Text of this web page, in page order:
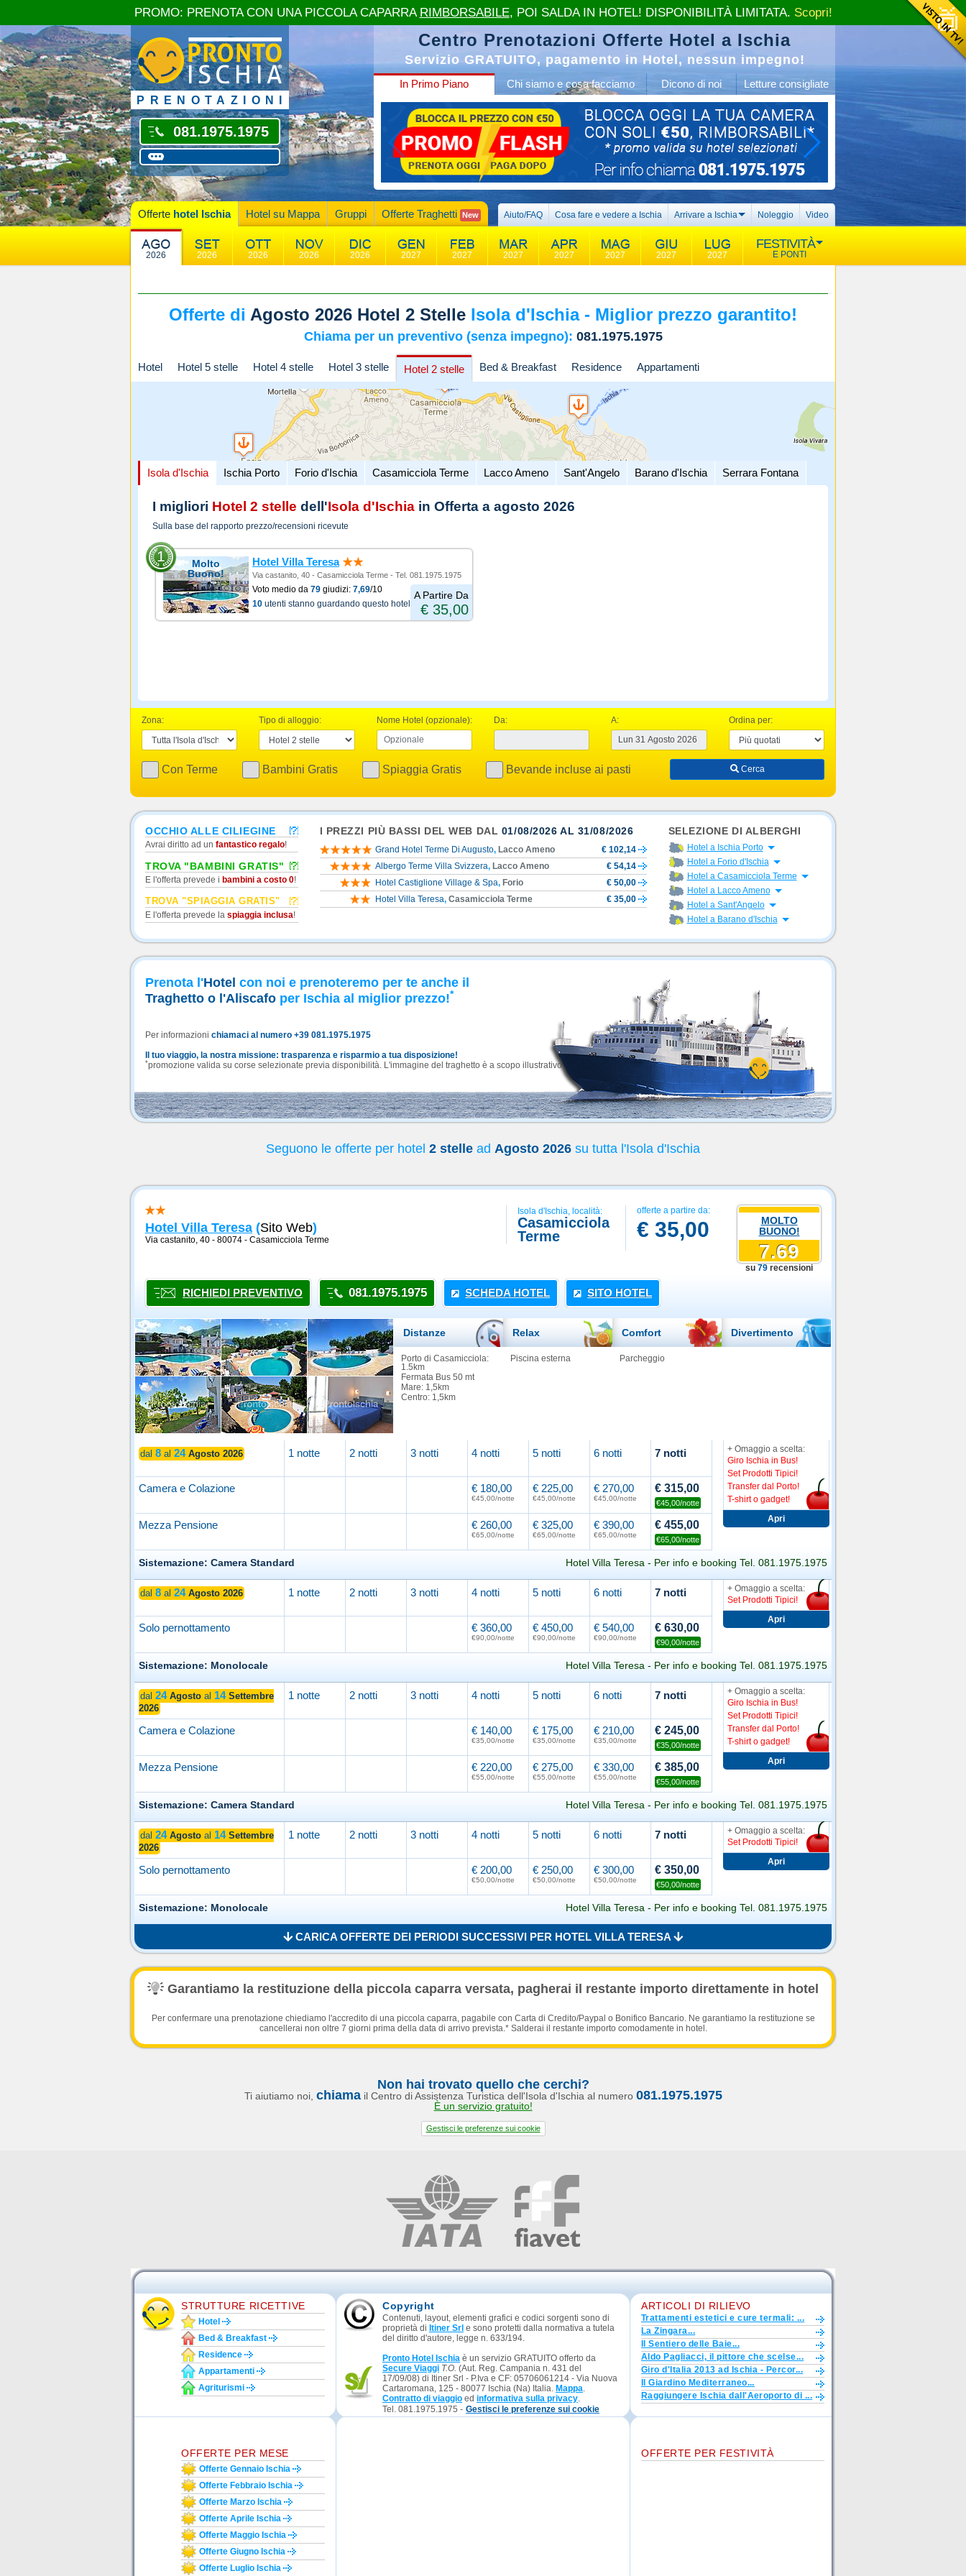
PRENOTAZIONI
081.1975.1975
Centro Prenotazioni Offerte Hotel a Ischia
Servizio GRATUITO, pagamento in Hotel, nessun impegno!
In Primo Piano Chi siamo e cosa facciamo Dicono di noi Letture consigliate
Offerte hotel Ischia Hotel su Mappa Gruppi Offerte Traghetti New Aiuto/FAQ Cosa fare e vedere a Ischia Arrivare a Ischia Noleggio Video
2026 2026 2026 2026 2026 2027 2027 2027 2027 2027 2027 2027
FESTIVITÀ
E PONTI
Offerte di Agosto 2026 Hotel 2 Stelle Isola d'Ischia - Miglior prezzo garantito!
Chiama per un preventivo (senza impegno): 081.1975.1975
Hotel Hotel 5 stelle Hotel 4 stelle Hotel 3 stelle Hotel 2 stelle Bed & Breakfast Residence Appartamenti
Isola d'Ischia Ischia Porto Forio d'Ischia Casamicciola Terme Lacco Ameno Sant'Angelo Barano d'Ischia Serrara Fontana
I migliori Hotel 2 stelle dell'Isola d'Ischia in Offerta a agosto 2026
Sulla base del rapporto prezzo/recensioni ricevute
Molto
Buono!
1 Hotel Villa Teresa
Via castanito, 40 - Casamicciola Terme - Tel. 081.1975.1975
Voto medio da 79 giudizi: 7,69/10
10 utenti stanno guardando questo hotel
A Partire Da
€ 35,00
Zona: Tipo di alloggio: Nome Hotel (opzionale): Da: A: Ordina per:
Con Terme Bambini Gratis Spiaggia Gratis Bevande incluse ai pasti Cerca
OCCHIO ALLE CILIEGINE
Avrai diritto ad un fantastico regalo!
TROVA "BAMBINI GRATIS"
E l'offerta prevede i bambini a costo 0!
TROVA "SPIAGGIA GRATIS"
E l'offerta prevede la spiaggia inclusa!
I PREZZI PIÙ BASSI DEL WEB DAL 01/08/2026 AL 31/08/2026
Grand Hotel Terme Di Augusto, Lacco Ameno
€ 102,14
Albergo Terme Villa Svizzera, Lacco Ameno
€ 54,14
Hotel Castiglione Village & Spa, Forio
€ 50,00
Hotel Villa Teresa, Casamicciola Terme € 35,00
SELEZIONE DI ALBERGHI
Hotel a Ischia Porto Apri menu
Hotel a Forio d'Ischia Apri menu
Hotel a Casamicciola Terme Apri menu
Hotel a Lacco Ameno Apri menu
Hotel a Sant'Angelo Apri menu
Hotel a Barano d'Ischia Apri menu
Prenota l'Hotel con noi e prenoteremo per te anche il
Traghetto o l'Aliscafo per Ischia al miglior prezzo!*
Per informazioni chiamaci al numero +39 081.1975.1975
Il tuo viaggio, la nostra missione: trasparenza e risparmio a tua disposizione!
*promozione valida su corse selezionate previa disponibilità. L'immagine del traghetto è a scopo illustrativo.
Seguono le offerte per hotel 2 stelle ad Agosto 2026 su tutta l'Isola d'Ischia
MOLTO
BUONO!
7.69
su 79 recensioni
Hotel Villa Teresa (Sito Web)
Via castanito, 40 - 80074 - Casamicciola Terme
offerte a partire da:
€ 35,00
Isola d'Ischia, località:
Casamicciola
Terme
RICHIEDI PREVENTIVO 081.1975.1975 SCHEDA HOTEL SITO HOTEL
Distanze
Porto di Casamicciola:
1.5km
Fermata Bus 50 mt
Mare: 1,5km
Centro: 1,5km
Relax
Piscina esterna
Comfort
Parcheggio
Divertimento
dal 8 al 24Agosto 2026 1 notte 2 notti 3 notti 4 notti 5 notti 6 notti 7 notti
Camera e Colazione € 180,00
€45,00/notte
€ 225,00
€45,00/notte
€ 270,00
€45,00/notte
€ 315,00
€45,00/notte
Mezza Pensione € 260,00
€65,00/notte
€ 325,00
€65,00/notte
€ 390,00
€65,00/notte
€ 455,00
€65,00/notte
+ Omaggio a scelta:
Giro Ischia in Bus!
Set Prodotti Tipici!
Transfer dal Porto!
T-shirt o gadget!
Sistemazione: Camera Standard Hotel Villa Teresa - Per info e booking Tel. 081.1975.1975
Caricamento in corso...
dal 8 al 24Agosto 2026 1 notte 2 notti 3 notti 4 notti 5 notti 6 notti 7 notti
Solo pernottamento € 360,00
€90,00/notte
€ 450,00
€90,00/notte
€ 540,00
€90,00/notte
€ 630,00
€90,00/notte
+ Omaggio a scelta:
Set Prodotti Tipici!
Sistemazione: Monolocale Hotel Villa Teresa - Per info e booking Tel. 081.1975.1975
Caricamento in corso...
dal 24Agosto al 14Settembre
2026
1 notte 2 notti 3 notti 4 notti 5 notti 6 notti 7 notti
Camera e Colazione € 140,00
€35,00/notte
€ 175,00
€35,00/notte
€ 210,00
€35,00/notte
€ 245,00
€35,00/notte
Mezza Pensione € 220,00
€55,00/notte
€ 275,00
€55,00/notte
€ 330,00
€55,00/notte
€ 385,00
€55,00/notte
+ Omaggio a scelta:
Giro Ischia in Bus!
Set Prodotti Tipici!
Transfer dal Porto!
T-shirt o gadget!
Sistemazione: Camera Standard Hotel Villa Teresa - Per info e booking Tel. 081.1975.1975
Caricamento in corso...
dal 24Agosto al 14Settembre
2026
1 notte 2 notti 3 notti 4 notti 5 notti 6 notti 7 notti
Solo pernottamento € 200,00
€50,00/notte
€ 250,00
€50,00/notte
€ 300,00
€50,00/notte
€ 350,00
€50,00/notte
+ Omaggio a scelta:
Set Prodotti Tipici!
Sistemazione: Monolocale Hotel Villa Teresa - Per info e booking Tel. 081.1975.1975
Caricamento in corso...
CARICA OFFERTE DEI PERIODI SUCCESSIVI PER HOTEL VILLA TERESA
Garantiamo la restituzione della piccola caparra versata, pagherai il restante importo direttamente in hotel
Per confermare una prenotazione chiediamo l'accredito di una piccola caparra, pagabile con Carta di Credito/Paypal o Bonifico Bancario. Ne garantiamo la restituzione se
cancellerai non oltre 7 giorni prima della data di arrivo prevista.* Salderai il restante importo comodamente in hotel.
Non hai trovato quello che cerchi?
Ti aiutiamo noi, chiamail Centro di Assistenza Turistica dell'Isola d'Ischia al numero 081.1975.1975
È un servizio gratuito!
Gestisci le preferenze sui cookie
STRUTTURE RICETTIVE
Hotel
Bed & Breakfast
Residence
Appartamenti
Agriturismi
Copyright
Contenuti, layout, elementi grafici e codici sorgenti sono di
proprietà di Itiner Srl e sono protetti dalla normativa a tutela
del diritto d'autore, legge n. 633/194.
Pronto Hotel Ischia è un servizio GRATUITO offerto da
Secure Viaggi T.O. (Aut. Reg. Campania n. 431 del
17/09/08) di Itiner Srl - P.Iva e CF: 05706061214 - Via Nuova
Cartaromana, 125 - 80077 Ischia (Na) Italia. Mappa.
Contratto di viaggio ed informativa sulla privacy.
Tel. 081.1975.1975 - Gestisci le preferenze sui cookie
ARTICOLI DI RILIEVO
Trattamenti estetici e cure termali: ...
La Zingara...
Il Sentiero delle Baie...
Aldo Pagliacci, il pittore che scelse...
Giro d'Italia 2013 ad Ischia - Percor...
Il Giardino Mediterraneo...
Raggiungere Ischia dall'Aeroporto di ...
OFFERTE PER MESE
Offerte Gennaio Ischia
Offerte Febbraio Ischia
Offerte Marzo Ischia
Offerte Aprile Ischia
Offerte Maggio Ischia
Offerte Giugno Ischia
Offerte Luglio Ischia
OFFERTE PER FESTIVITÀ
PROMO: PRENOTA CON UNA PICCOLA CAPARRA RIMBORSABILE, POI SALDA IN HOTEL! DISPONIBILITÀ LIMITATA. Scopri!